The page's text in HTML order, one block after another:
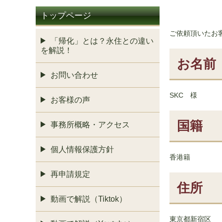
ご依頼頂いたお
お名前
SKC 様
国籍
香港籍
住所
東京都新宿区
トップページ
「帰化」とは？永住との違い
を解説！
お問い合わせ
お客様の声
事務所概略・アクセス
個人情報保護方針
再申請規定
動画で解説（Tiktok）